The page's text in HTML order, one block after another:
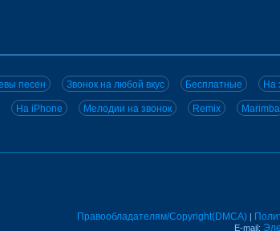
песен Звонок на любой вкус Бесплатные На
На iPhone Мелодии на звонок Remix Marimba
Правообладателям/Copyright(DMCA) |
E-mail: